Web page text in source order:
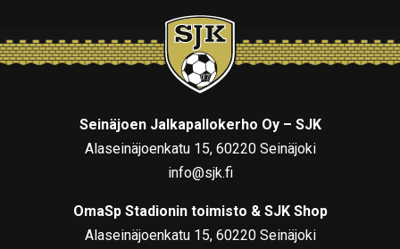
Seinäjoen Jalkapallokerho Oy – SJK
Alaseinäjoenkatu 15, 60220 Seinäjoki
info@sjk.fi
OmaSp Stadionin toimisto & SJK Shop
Alaseinäjoenkatu 15, 60220 Seinäjoki